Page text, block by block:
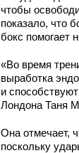
чтобы
показало, что
бокс помогает
«Во время
выработка
и
Лондона Таня
Она отмечает,
поскольку